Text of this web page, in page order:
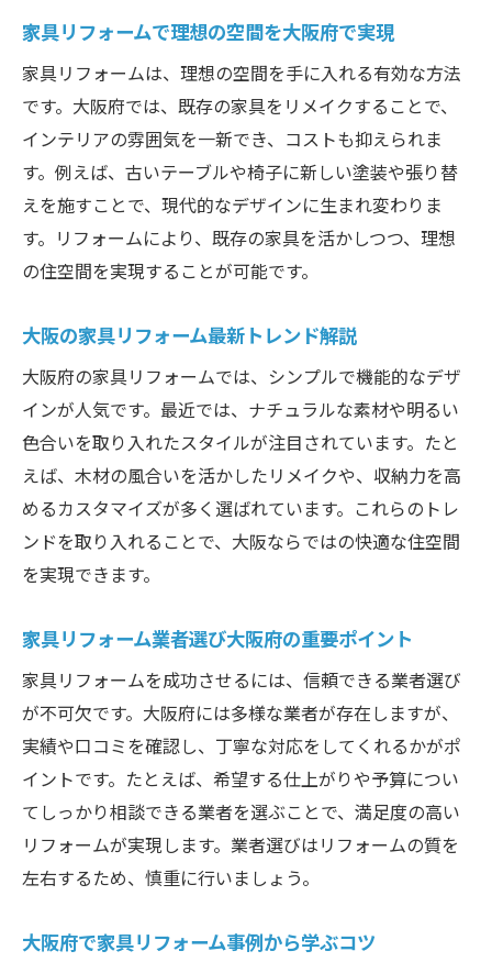
大阪での家具リフォーム見積もり比較術
家具リフォームで自分に合う方法を探すコ
ツ
大阪の家具リフォーム実例と費用感
家具リメイク大阪の安くて質の高い選び方
大阪府で家具リフォームを自分で行う方法
リフォームで家具を新しく 大阪府のおすすめ方
法
家具リフォーム大阪自分で挑戦するアイデ
ア
家具リフォーム大阪府の人気施工例紹介
おしゃれな家具リフォーム大阪で叶える方
法
大阪で家具リフォーム費用を抑える工夫
家具リフォーム大阪で満足度が高い選択
家具リフォーム大阪のお得な見積もり術
大阪で家具リフォーム料金を賢く比較する
家具リフォーム大阪府でコスパを重視する
コツ
大阪の家具リフォーム業者選び必勝法
家具リフォーム大阪で費用を抑える秘訣
大阪で家具リフォーム相見積もりの活用法
理想の家具リフォーム大阪で実現する秘訣
家具リフォームで理想の空間を大阪府で実現
家具リフォームは、理想の空間を手に入れる有効な方法
です。大阪府では、既存の家具をリメイクすることで、
インテリアの雰囲気を一新でき、コストも抑えられま
す。例えば、古いテーブルや椅子に新しい塗装や張り替
えを施すことで、現代的なデザインに生まれ変わりま
す。リフォームにより、既存の家具を活かしつつ、理想
の住空間を実現することが可能です。
大阪の家具リフォーム最新トレンド解説
大阪府の家具リフォームでは、シンプルで機能的なデザ
インが人気です。最近では、ナチュラルな素材や明るい
色合いを取り入れたスタイルが注目されています。たと
えば、木材の風合いを活かしたリメイクや、収納力を高
めるカスタマイズが多く選ばれています。これらのトレ
ンドを取り入れることで、大阪ならではの快適な住空間
を実現できます。
家具リフォーム業者選び大阪府の重要ポイント
家具リフォームを成功させるには、信頼できる業者選び
が不可欠です。大阪府には多様な業者が存在しますが、
実績や口コミを確認し、丁寧な対応をしてくれるかがポ
イントです。たとえば、希望する仕上がりや予算につい
てしっかり相談できる業者を選ぶことで、満足度の高い
リフォームが実現します。業者選びはリフォームの質を
左右するため、慎重に行いましょう。
大阪府で家具リフォーム事例から学ぶコツ